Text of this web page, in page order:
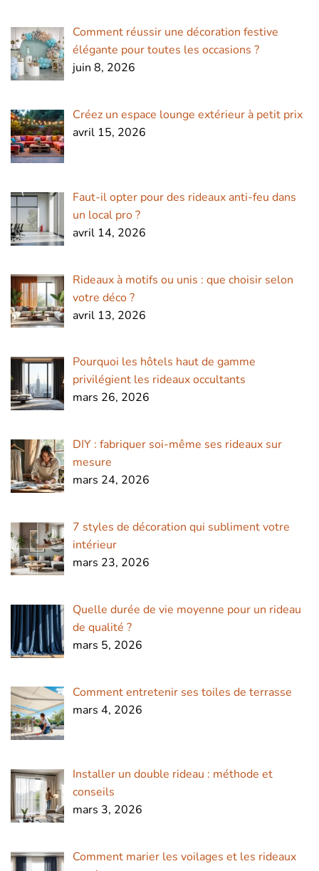
Comment réussir une décoration festive
élégante pour toutes les occasions ?
juin 8, 2026
Créez un espace lounge extérieur à petit prix
avril 15, 2026
Faut-il opter pour des rideaux anti-feu dans
un local pro ?
avril 14, 2026
Rideaux à motifs ou unis : que choisir selon
votre déco ?
avril 13, 2026
Pourquoi les hôtels haut de gamme
privilégient les rideaux occultants
mars 26, 2026
DIY : fabriquer soi-même ses rideaux sur
mesure
mars 24, 2026
7 styles de décoration qui subliment votre
intérieur
mars 23, 2026
Quelle durée de vie moyenne pour un rideau
de qualité ?
mars 5, 2026
Comment entretenir ses toiles de terrasse
mars 4, 2026
Installer un double rideau : méthode et
conseils
mars 3, 2026
Comment marier les voilages et les rideaux